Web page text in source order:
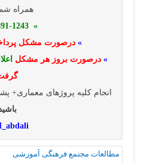
همراه
» 0916-891-1243
» درصورت مشکل
» درصورت بروز هر مشکل
انجام کلیه پروژهای معماری+
مطالعات مجتمع فرهنگی آموزشی